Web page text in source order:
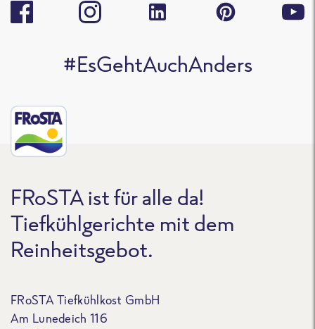
#EsGehtAuchAnders
FRoSTA ist für alle da!
Tiefkühlgerichte mit dem
Reinheitsgebot.
FRoSTA Tiefkühlkost GmbH
Am Lunedeich 116